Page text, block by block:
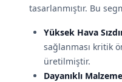
tasarlanmıştır. Bu
Yüksek Hava
sağlanması kritik
üretilmiştir.
Dayanıklı Malzeme